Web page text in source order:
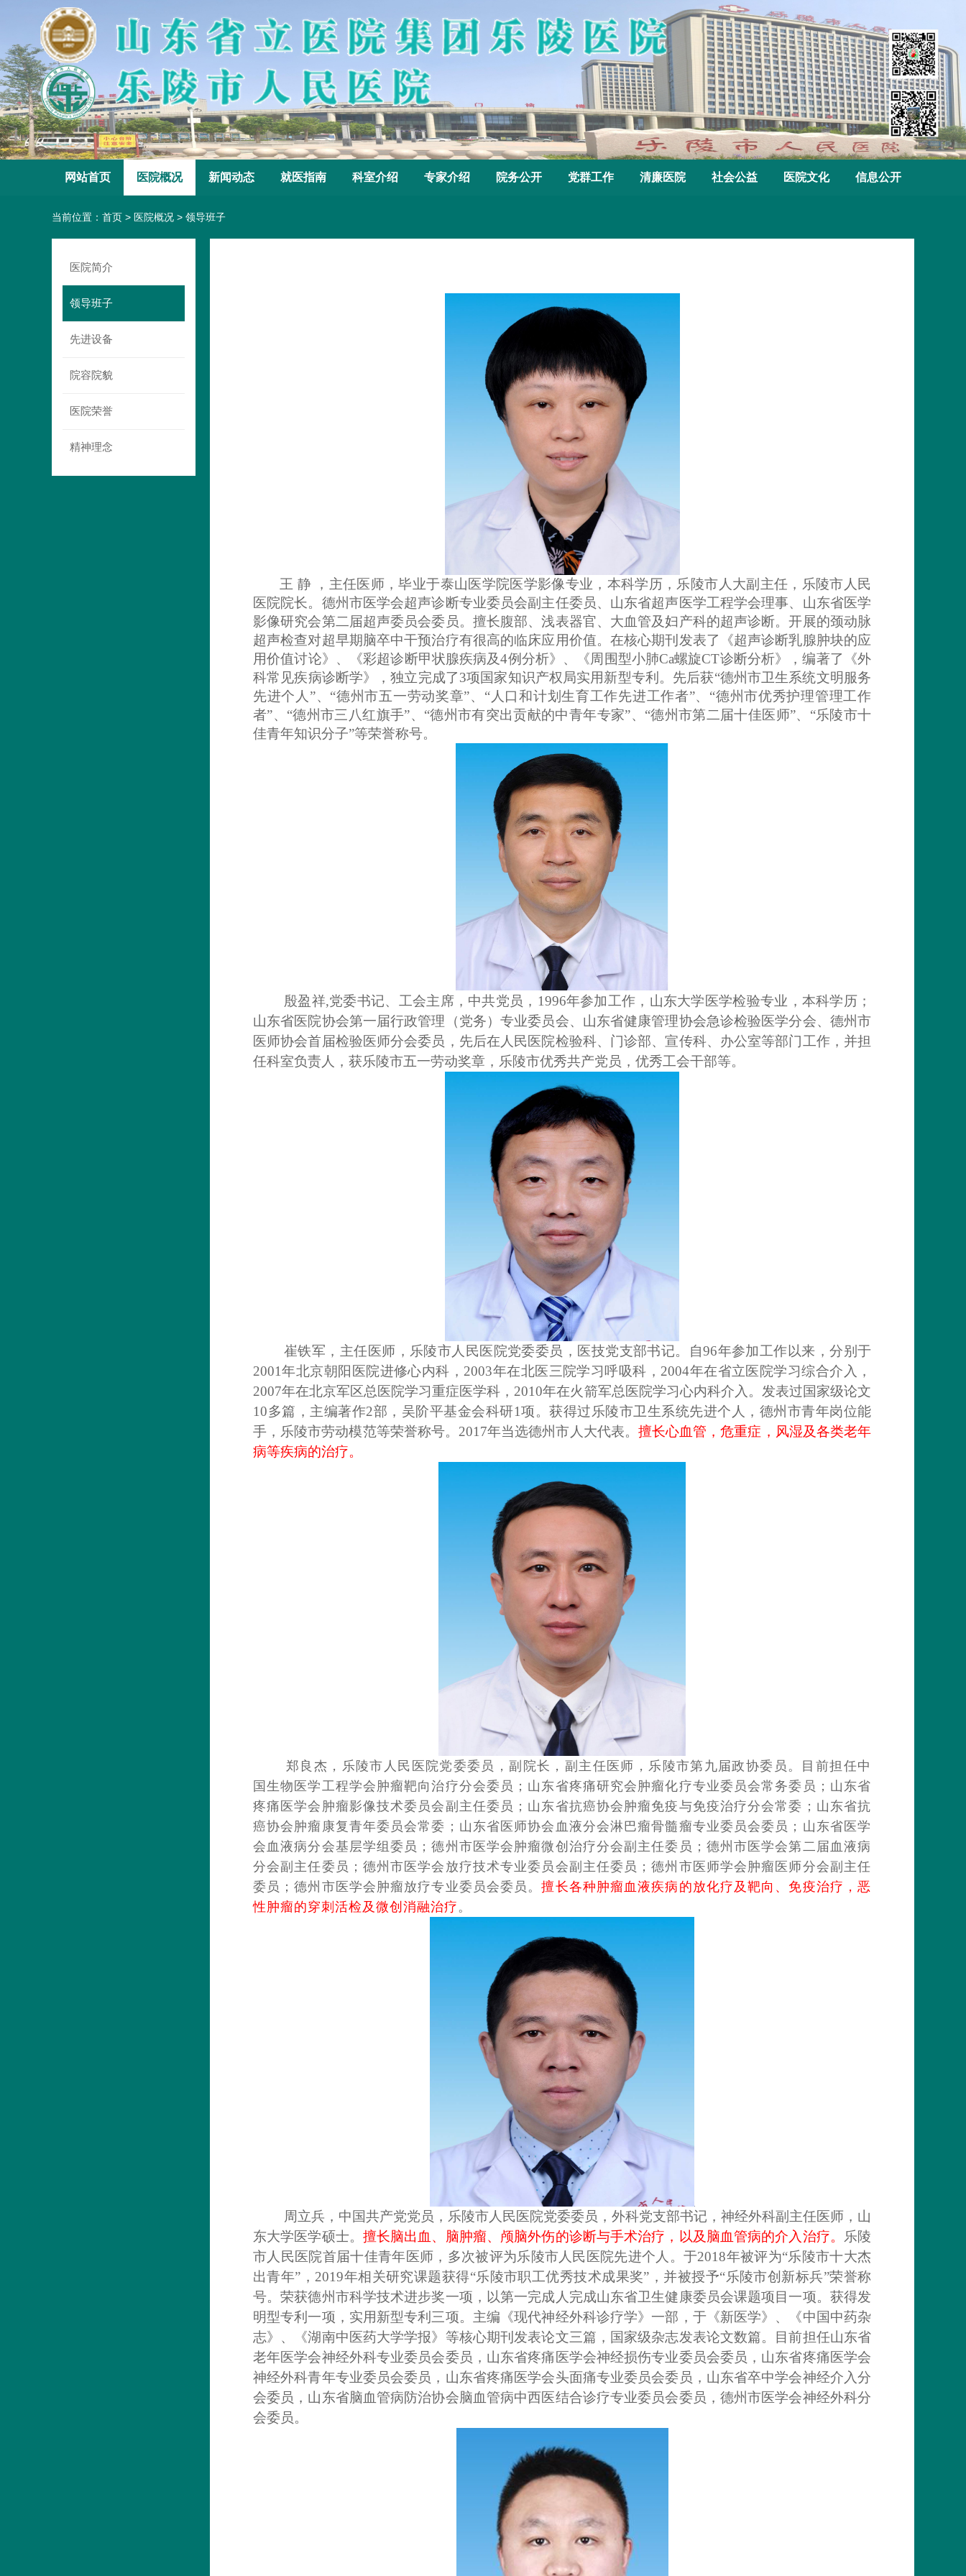
网站首页 医院概况 新闻动态 就医指南 科室介绍 专家介绍 院务公开 党群工作 清廉医院 社会公益 医院文化 信息公开
当前位置： 首页 > 医院概况 > 领导班子
医院简介
领导班子
先进设备
院容院貌
医院荣誉
精神理念
王 静 ，主任医师，毕业于泰山医学院医学影像专业，本科学历，乐陵市人大副主任，乐陵市人民
医院院长。德州市医学会超声诊断专业委员会副主任委员、山东省超声医学工程学会理事、山东省医学
影像研究会第二届超声委员会委员。擅长腹部、浅表器官、大血管及妇产科的超声诊断。开展的颈动脉
超声检查对超早期脑卒中干预治疗有很高的临床应用价值。在核心期刊发表了《超声诊断乳腺肿块的应
用价值讨论》、《彩超诊断甲状腺疾病及4例分析》、《周围型小肺Ca螺旋CT诊断分析》，编著了《外
科常见疾病诊断学》，独立完成了3项国家知识产权局实用新型专利。先后获“德州市卫生系统文明服务
先进个人”、“德州市五一劳动奖章”、“人口和计划生育工作先进工作者”、“德州市优秀护理管理工作
者”、“德州市三八红旗手”、“德州市有突出贡献的中青年专家”、“德州市第二届十佳医师”、“乐陵市十
佳青年知识分子”等荣誉称号。
殷盈祥,党委书记、工会主席，中共党员，1996年参加工作，山东大学医学检验专业，本科学历；
山东省医院协会第一届行政管理（党务）专业委员会、山东省健康管理协会急诊检验医学分会、德州市
医师协会首届检验医师分会委员，先后在人民医院检验科、门诊部、宣传科、办公室等部门工作，并担
任科室负责人，获乐陵市五一劳动奖章，乐陵市优秀共产党员，优秀工会干部等。
崔铁军，主任医师，乐陵市人民医院党委委员，医技党支部书记。自96年参加工作以来，分别于
2001年北京朝阳医院进修心内科，2003年在北医三院学习呼吸科，2004年在省立医院学习综合介入，
2007年在北京军区总医院学习重症医学科，2010年在火箭军总医院学习心内科介入。发表过国家级论文
10多篇，主编著作2部，吴阶平基金会科研1项。获得过乐陵市卫生系统先进个人，德州市青年岗位能
手，乐陵市劳动模范等荣誉称号。2017年当选德州市人大代表。 擅长心血管，危重症，风湿及各类老年
病等疾病的治疗。
郑良杰，乐陵市人民医院党委委员，副院长，副主任医师，乐陵市第九届政协委员。目前担任中
国生物医学工程学会肿瘤靶向治疗分会委员；山东省疼痛研究会肿瘤化疗专业委员会常务委员；山东省
疼痛医学会肿瘤影像技术委员会副主任委员；山东省抗癌协会肿瘤免疫与免疫治疗分会常委；山东省抗
癌协会肿瘤康复青年委员会常委；山东省医师协会血液分会淋巴瘤骨髓瘤专业委员会委员；山东省医学
会血液病分会基层学组委员；德州市医学会肿瘤微创治疗分会副主任委员；德州市医学会第二届血液病
分会副主任委员；德州市医学会放疗技术专业委员会副主任委员；德州市医师学会肿瘤医师分会副主任
委员；德州市医学会肿瘤放疗专业委员会委员。擅长各种肿瘤血液疾病的放化疗及靶向、免疫治疗，恶
性肿瘤的穿刺活检及微创消融治疗 。
周立兵，中国共产党党员，乐陵市人民医院党委委员，外科党支部书记，神经外科副主任医师，山
东大学医学硕士。 擅长脑出血、脑肿瘤、颅脑外伤的诊断与手术治疗，以及脑血管病的介入治疗。 乐陵
市人民医院首届十佳青年医师，多次被评为乐陵市人民医院先进个人。于2018年被评为“乐陵市十大杰
出青年”，2019年相关研究课题获得“乐陵市职工优秀技术成果奖”，并被授予“乐陵市创新标兵”荣誉称
号。荣获德州市科学技术进步奖一项，以第一完成人完成山东省卫生健康委员会课题项目一项。获得发
明型专利一项，实用新型专利三项。主编《现代神经外科诊疗学》一部，于《新医学》、《中国中药杂
志》、《湖南中医药大学学报》等核心期刊发表论文三篇，国家级杂志发表论文数篇。目前担任山东省
老年医学会神经外科专业委员会委员，山东省疼痛医学会神经损伤专业委员会委员，山东省疼痛医学会
神经外科青年专业委员会委员，山东省疼痛医学会头面痛专业委员会委员，山东省卒中学会神经介入分
会委员，山东省脑血管病防治协会脑血管病中西医结合诊疗专业委员会委员，德州市医学会神经外科分
会委员。